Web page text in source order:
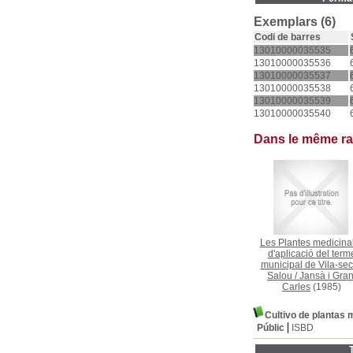
Exemplars (6)
Codi de barres
13010000035535
13010000035536
13010000035537
13010000035538
13010000035539
13010000035540
Dans le même
Les Plantes
d'aplicació del
municipal de Vila-
Salou /Jansà i
Carles (1985)
Cultivo de plantas
Públic
ISBD